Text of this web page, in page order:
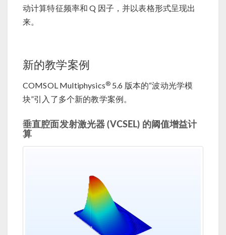
动计算特征频率和 Q 因子，并以表格形式呈现出
来。
新的教学案例
COMSOL Multiphysics® 5.6 版本的“波动光学模
块”引入了多个新的教学案例。
垂直腔面发射激光器 (VCSEL) 的阈值增益计
算